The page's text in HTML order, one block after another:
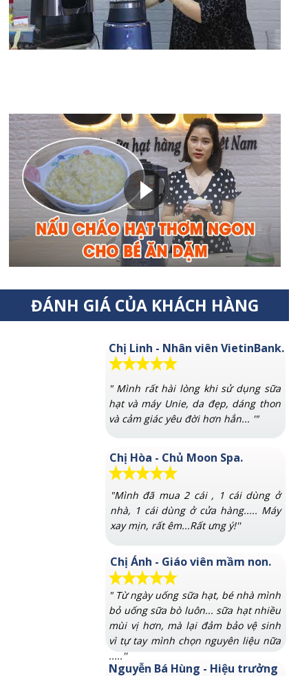
ĐÁNH GIÁ CỦA KHÁCH HÀNG
" Mình rất hài lòng khi sử dụng sữa
hạt và máy Unie, da đẹp, dáng thon
và cảm giác yêu đời hơn hẳn... '"
Chị Linh - Nhân viên VietinBank.
"Mình đã mua 2 cái , 1 cái dùng ở
nhà, 1 cái dùng ở cửa hàng..... Máy
xay mịn, rất êm...Rất ưng ý!''
Chị Hòa - Chủ Moon Spa.
" Từ ngày uống sữa hạt, bé nhà mình
bỏ uống sữa bò luôn... sữa hạt nhiều
mùi vị hơn, mà lại đảm bảo vệ sinh
vì tự tay mình chọn nguyên liệu nữa
.....''
Chị Ánh - Giáo viên mầm non.
Nguyễn Bá Hùng - Hiệu trưởng